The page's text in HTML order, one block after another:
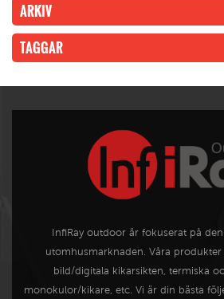
ARKIV
TAGGAR
InfiRay outdoor är fokuserat på
utomhusmarknaden. Våra
bild/digitala kikarsikten, termiska
monokulor/kikare, etc. Vi är din bästa